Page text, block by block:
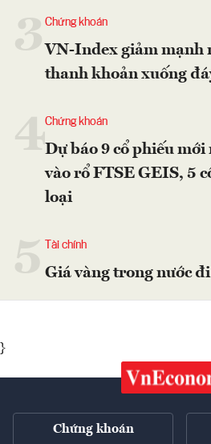
Chứng khoán
VN-Index giảm mạnh
thanh khoản xuống
4Chứng khoán
Dự báo 9 cổ phiếu
vào rổ FTSE GEIS, 5
loại
Tài chính
Giá vàng trong nước
}
Chứng khoán